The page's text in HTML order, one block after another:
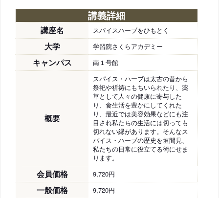
講義詳細
講座名 スパイスハーブをひもとく
大学 学習院さくらアカデミー
キャンパス 南１号館
概要
スパイス・ハーブは太古の昔から
祭祀や祈祷にもちいられたり、薬
草として人々の健康に寄与した
り、食生活を豊かにしてくれた
り、最近では美容効果などにも注
目され私たちの生活には切っても
切れない縁があります。そんなス
パイス・ハーブの歴史を垣間見、
私たちの日常に役立てる術にせま
ります。
会員価格 9,720円
一般価格 9,720円